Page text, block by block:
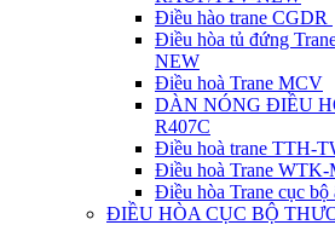
Điều hào trane CGDR
Điều hòa tủ đứng
NEW
Điều hoà Trane MCV
DÀN NÓNG ĐIỀU
R407C
Điều hoà trane TTH-
Điều hoà Trane
Điều hòa Trane cục bộ
ĐIỀU HÒA CỤC BỘ